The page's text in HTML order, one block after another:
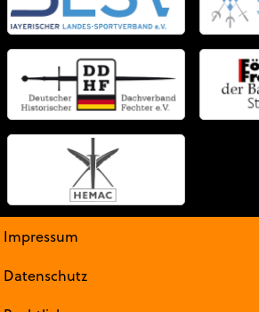
Impressum
Datenschutz